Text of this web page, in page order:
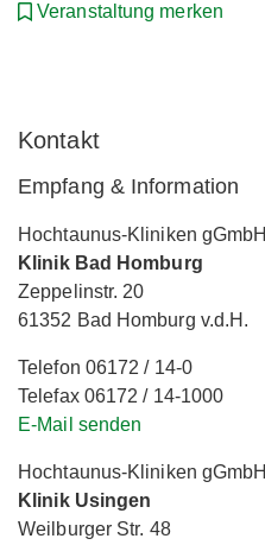
Veranstaltung merken
Kontakt
Empfang & Information
Hochtaunus-Kliniken gGmbH
Klinik Bad Homburg
Zeppelinstr. 20
61352 Bad Homburg v.d.H.
Telefon 06172 / 14-0
Telefax 06172 / 14-1000
E-Mail senden
Hochtaunus-Kliniken gGmbH
Klinik Usingen
Weilburger Str. 48